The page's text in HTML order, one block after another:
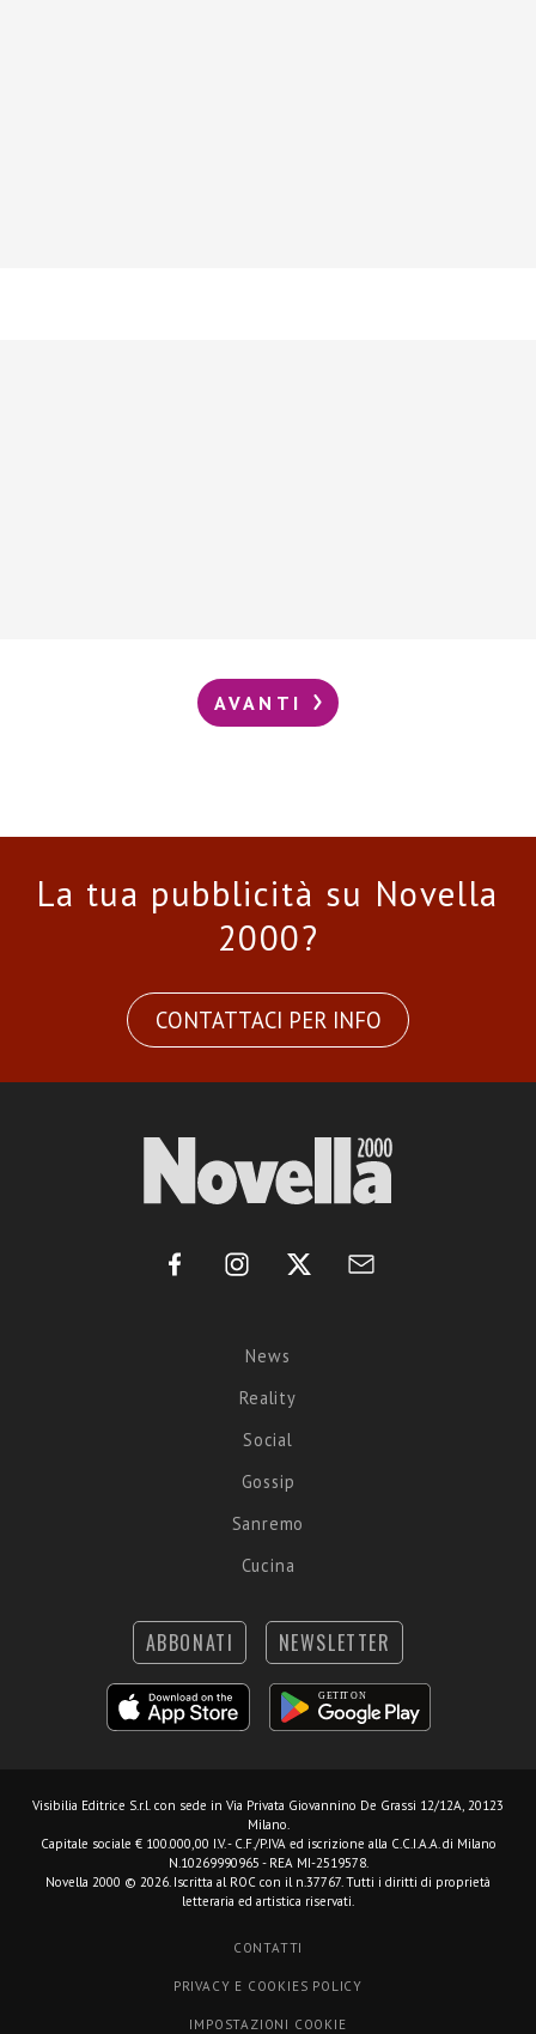
AVANTI
La tua pubblicità su Novella
2000?
CONTATTACI PER INFO
News
Reality
Social
Gossip
Sanremo
Cucina
ABBONATI NEWSLETTER
Visibilia Editrice S.r.l. con sede in Via Privata Giovannino De Grassi 12/12A, 20123
Milano.
Capitale sociale € 100.000,00 I.V. - C.F./P.IVA ed iscrizione alla C.C.I.A.A. di Milano
N.10269990965 - REA MI-2519578.
Novella 2000 © 2026. Iscritta al ROC con il n.37767. Tutti i diritti di proprietà
letteraria ed artistica riservati.
CONTATTI
PRIVACY E COOKIES POLICY
IMPOSTAZIONI COOKIE